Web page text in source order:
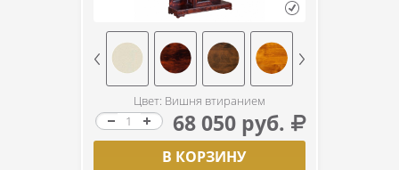
Цвет: Вишня втиранием
68 050 руб.
В КОРЗИНУ